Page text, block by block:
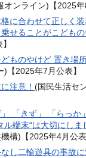
オンライン)【2025年
に合わせて正しく
せることがこども
ものやけど 置き場
【2025年7月公表】
注意！ (国民生活セ
「きず」 「らっか
ル端末“は大切にしま
構)【2025年4月公表
し二輪遊具の事故に